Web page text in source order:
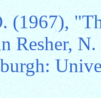
(1967),
Resher,